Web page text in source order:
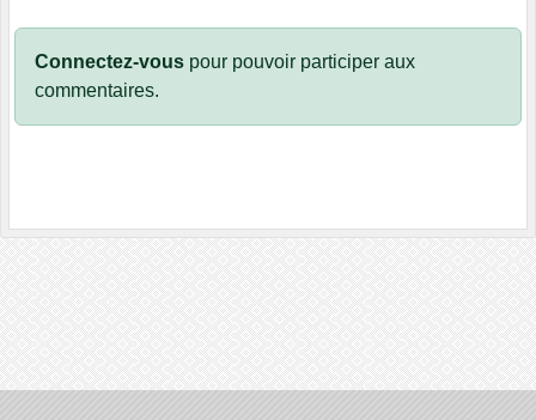
Connectez-vous pour pouvoir participer aux
commentaires.